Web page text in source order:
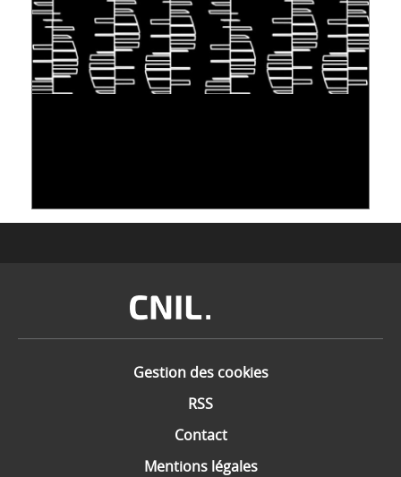
Image
Gestion des cookies
RSS
Contact
Mentions légales